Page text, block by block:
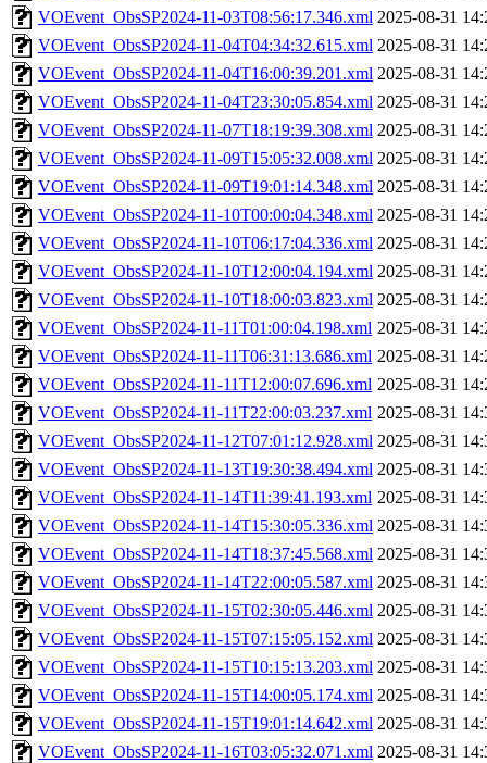
VOEvent_ObsSP2024-11-03T08:56:17.346.xml 2025-08-31
VOEvent_ObsSP2024-11-04T04:34:32.615.xml 2025-08-31
VOEvent_ObsSP2024-11-04T16:00:39.201.xml 2025-08-31
VOEvent_ObsSP2024-11-04T23:30:05.854.xml 2025-08-31
VOEvent_ObsSP2024-11-07T18:19:39.308.xml 2025-08-31
VOEvent_ObsSP2024-11-09T15:05:32.008.xml 2025-08-31
VOEvent_ObsSP2024-11-09T19:01:14.348.xml 2025-08-31
VOEvent_ObsSP2024-11-10T00:00:04.348.xml 2025-08-31
VOEvent_ObsSP2024-11-10T06:17:04.336.xml 2025-08-31
VOEvent_ObsSP2024-11-10T12:00:04.194.xml 2025-08-31
VOEvent_ObsSP2024-11-10T18:00:03.823.xml 2025-08-31
VOEvent_ObsSP2024-11-11T01:00:04.198.xml 2025-08-31
VOEvent_ObsSP2024-11-11T06:31:13.686.xml 2025-08-31
VOEvent_ObsSP2024-11-11T12:00:07.696.xml 2025-08-31
VOEvent_ObsSP2024-11-11T22:00:03.237.xml 2025-08-31
VOEvent_ObsSP2024-11-12T07:01:12.928.xml 2025-08-31
VOEvent_ObsSP2024-11-13T19:30:38.494.xml 2025-08-31
VOEvent_ObsSP2024-11-14T11:39:41.193.xml 2025-08-31
VOEvent_ObsSP2024-11-14T15:30:05.336.xml 2025-08-31
VOEvent_ObsSP2024-11-14T18:37:45.568.xml 2025-08-31
VOEvent_ObsSP2024-11-14T22:00:05.587.xml 2025-08-31
VOEvent_ObsSP2024-11-15T02:30:05.446.xml 2025-08-31
VOEvent_ObsSP2024-11-15T07:15:05.152.xml 2025-08-31
VOEvent_ObsSP2024-11-15T10:15:13.203.xml 2025-08-31
VOEvent_ObsSP2024-11-15T14:00:05.174.xml 2025-08-31
VOEvent_ObsSP2024-11-15T19:01:14.642.xml 2025-08-31
VOEvent_ObsSP2024-11-16T03:05:32.071.xml 2025-08-31